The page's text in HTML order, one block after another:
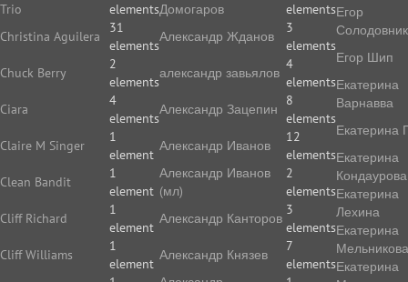
Trio
elements
Christina Aguilera
31
elements
Chuck Berry
2
elements
Ciara
4
elements
Claire M Singer
1
element
Clean Bandit
1
element
Cliff Richard
1
element
Cliff Williams
1
element
Домогаров
elements
Александр Жданов
3
elements
александр завьялов
4
elements
Александр Зацепин
8
elements
Александр Иванов
12
elements
Александр Иванов
(мл)
2
elements
Александр Канторов
3
elements
Александр Князев
7
elements
Егор
Егор Шип
Екатерина
Варнавва
Екатерина
Екатерина
Кондаурова
Екатерина
Лехина
Екатерина
Мельникова
Екатерина